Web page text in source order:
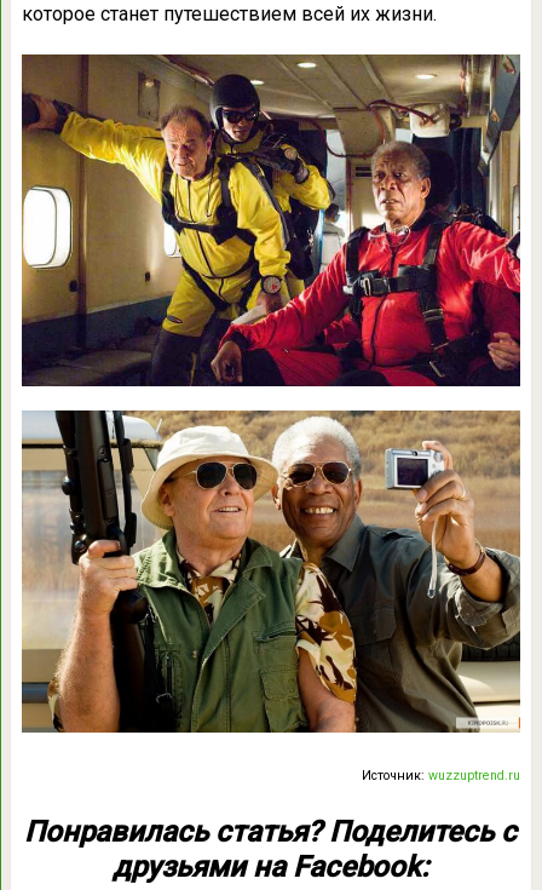
которое станет путешествием всей их жизни.
Источник:wuzzuptrend.ru
Понравилась статья? Поделитесь с
друзьями на Facebook: